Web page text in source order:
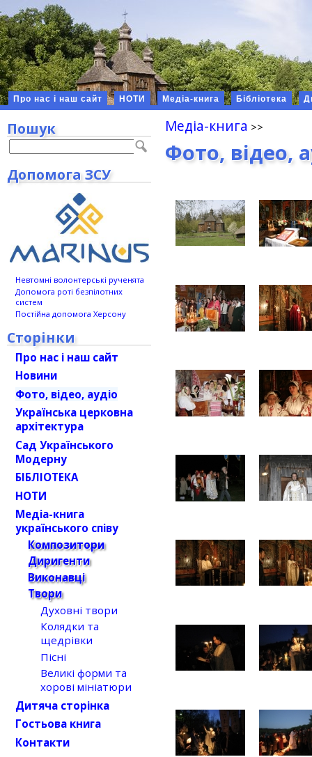
Про нас і наш сайт НОТИ Медіа-книга Бібліотека
Медіа-книга
Фото, відео,
Пошук
Допомога ЗСУ
Невтомні волонтерські рученята
Допомога роті безпілотних
систем
Постійна допомога Херсону
Сторінки
Про нас і наш сайт
Новини
Фото, відео, аудіо
Українська церковна
архітектура
Сад Українського
Модерну
БІБЛІОТЕКА
НОТИ
Медіа-книга
українського співу
Композитори
Диригенти
Виконавці
Твори
Духовні твори
Колядки та
щедрівки
Пісні
Великі форми та
хорові мініатюри
Дитяча сторінка
Гостьова книга
Контакти